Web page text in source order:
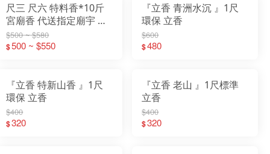
尺三 尺六 特料香*10斤
宮廟香 代送指定廟宇 土
地公 祝壽還願寄附
$500 ~ $580
$500 ~ $550
『立香 青洲水沉 』1尺
環保 立香
$600
$480
『立香 特新山香 』1尺
環保 立香
$400
$320
『立香 老山 』1尺標準
立香
$400
$320